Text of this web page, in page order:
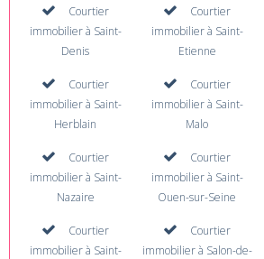
Courtier
immobilier à Saint-
Denis
Courtier
immobilier à Saint-
Etienne
Courtier
immobilier à Saint-
Herblain
Courtier
immobilier à Saint-
Malo
Courtier
immobilier à Saint-
Nazaire
Courtier
immobilier à Saint-
Ouen-sur-Seine
Courtier
immobilier à Saint-
Courtier
immobilier à Salon-de-